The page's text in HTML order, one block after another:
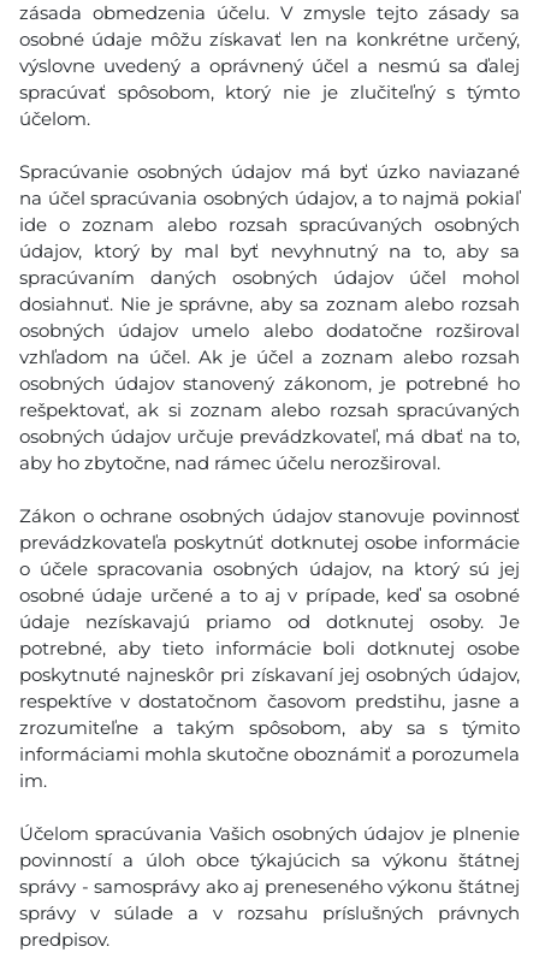
zásada obmedzenia účelu. V zmysle tejto zásady sa
osobné údaje môžu získavať len na konkrétne určený,
výslovne uvedený a oprávnený účel a nesmú sa ďalej
spracúvať spôsobom, ktorý nie je zlučiteľný s týmto
účelom.
Spracúvanie osobných údajov má byť úzko naviazané
na účel spracúvania osobných údajov, a to najmä pokiaľ
ide o zoznam alebo rozsah spracúvaných osobných
údajov, ktorý by mal byť nevyhnutný na to, aby sa
spracúvaním daných osobných údajov účel mohol
dosiahnuť. Nie je správne, aby sa zoznam alebo rozsah
osobných údajov umelo alebo dodatočne rozširoval
vzhľadom na účel. Ak je účel a zoznam alebo rozsah
osobných údajov stanovený zákonom, je potrebné ho
rešpektovať, ak si zoznam alebo rozsah spracúvaných
osobných údajov určuje prevádzkovateľ, má dbať na to,
aby ho zbytočne, nad rámec účelu nerozširoval.
Zákon o ochrane osobných údajov stanovuje povinnosť
prevádzkovateľa poskytnúť dotknutej osobe informácie
o účele spracovania osobných údajov, na ktorý sú jej
osobné údaje určené a to aj v prípade, keď sa osobné
údaje nezískavajú priamo od dotknutej osoby. Je
potrebné, aby tieto informácie boli dotknutej osobe
poskytnuté najneskôr pri získavaní jej osobných údajov,
respektíve v dostatočnom časovom predstihu, jasne a
zrozumiteľne a takým spôsobom, aby sa s týmito
informáciami mohla skutočne oboznámiť a porozumela
im.
Účelom spracúvania Vašich osobných údajov je plnenie
povinností a úloh obce týkajúcich sa výkonu štátnej
správy - samosprávy ako aj preneseného výkonu štátnej
správy v súlade a v rozsahu príslušných právnych
predpisov.